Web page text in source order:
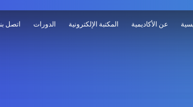
عن الأكاديمية المكتبة الإلكترونية الدورات اتصل